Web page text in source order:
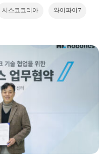
시스코코리아 와이파이7